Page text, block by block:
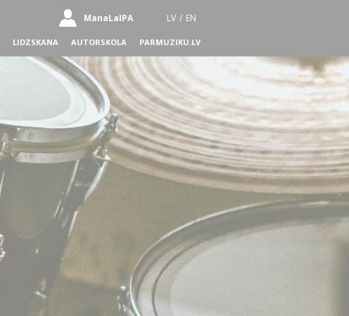
ManaLaIPA LV / EN
LIDZSKANA AUTORSKOLA PARMUZIKU.LV